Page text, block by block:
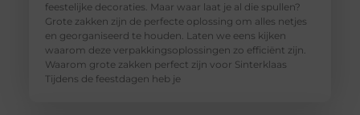
feestelijke decoraties. Maar waar laat je al die spullen?
Grote zakken zijn de perfecte oplossing om alles netjes
en georganiseerd te houden. Laten we eens kijken
waarom deze verpakkingsoplossingen zo efficiënt zijn.
Waarom grote zakken perfect zijn voor Sinterklaas
Tijdens de feestdagen heb je